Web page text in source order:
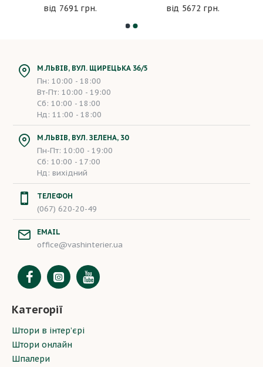
7691 грн.
5672 грн.
М.ЛЬВІВ, ВУЛ. ЩИРЕЦЬКА 36/5
Пн: 10:00 - 18:00
Вт-Пт: 10:00 - 19:00
Сб: 10:00 - 18:00
Нд: 11:00 - 18:00
М.ЛЬВІВ, ВУЛ. ЗЕЛЕНА, 30
Пн-Пт: 10:00 - 19:00
Сб: 10:00 - 17:00
Нд: вихідний
ТЕЛЕФОН
(067) 620-20-49
EMAIL
office@vashinterier.ua
Категорії
Штори в інтер’єрі
Штори онлайн
Шпалери